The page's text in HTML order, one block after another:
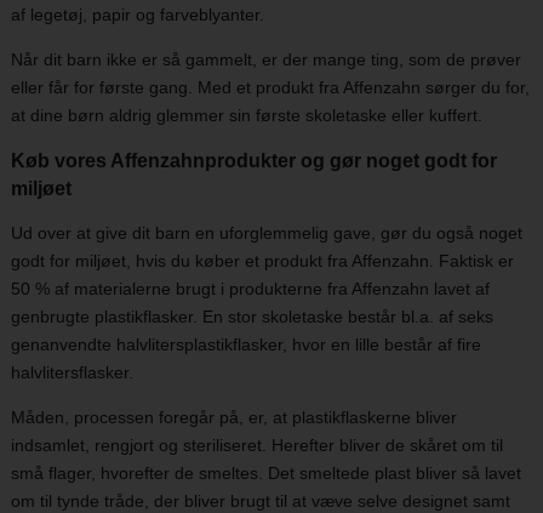
af legetøj, papir og farveblyanter.
Når dit barn ikke er så gammelt, er der mange ting, som de prøver
eller får for første gang. Med et produkt fra Affenzahn sørger du for,
at dine børn aldrig glemmer sin første skoletaske eller kuffert.
Køb vores Affenzahnprodukter og gør noget godt for
miljøet
Ud over at give dit barn en uforglemmelig gave, gør du også noget
godt for miljøet, hvis du køber et produkt fra Affenzahn. Faktisk er
50 % af materialerne brugt i produkterne fra Affenzahn lavet af
genbrugte plastikflasker. En stor skoletaske består bl.a. af seks
genanvendte halvlitersplastikflasker, hvor en lille består af fire
halvlitersflasker.
Måden, processen foregår på, er, at plastikflaskerne bliver
indsamlet, rengjort og steriliseret. Herefter bliver de skåret om til
små flager, hvorefter de smeltes. Det smeltede plast bliver så lavet
om til tynde tråde, der bliver brugt til at væve selve designet samt